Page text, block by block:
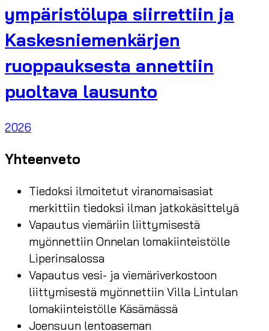
ympäristölupa siirrettiin ja
Kaskesniemenkärjen
ruoppauksesta annettiin
puoltava lausunto
2026
Yhteenveto
Tiedoksi ilmoitetut viranomaisasiat
merkittiin tiedoksi ilman jatkokäsittelyä
Vapautus viemäriin liittymisestä
myönnettiin Onnelan lomakiinteistölle
Liperinsalossa
Vapautus vesi- ja viemäriverkostoon
liittymisestä myönnettiin Villa Lintulan
lomakiinteistölle Käsämässä
Joensuun lentoaseman